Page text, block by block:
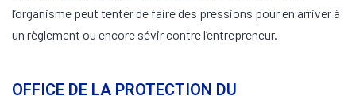
l’organisme peut tenter de faire des pressions pour en arriver à
un règlement ou encore sévir contre l’entrepreneur.
OFFICE DE LA PROTECTION DU